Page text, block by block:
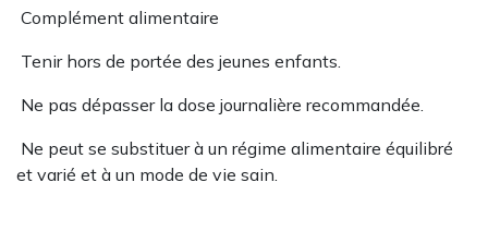
Complément alimentaire
Tenir hors de portée des jeunes enfants.
Ne pas dépasser la dose journalière recommandée.
Ne peut se substituer à un régime alimentaire équilibré
et varié et à un mode de vie sain.